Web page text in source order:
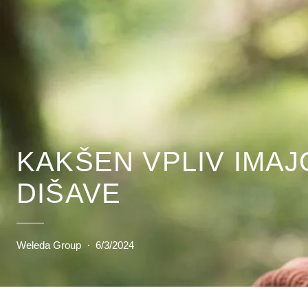
KAKŠEN VPLIV
DIŠAVE
Weleda Group · 6/3/2024